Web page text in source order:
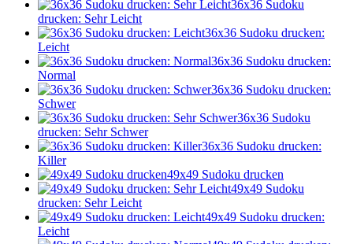
36x36 Sudoku
drucken: Sehr Leicht
36x36 Sudoku drucken:
Leicht
36x36 Sudoku drucken:
Normal
36x36 Sudoku drucken:
Schwer
36x36 Sudoku
drucken: Sehr Schwer
36x36 Sudoku drucken:
Killer
49x49 Sudoku drucken
49x49 Sudoku
drucken: Sehr Leicht
49x49 Sudoku drucken:
Leicht